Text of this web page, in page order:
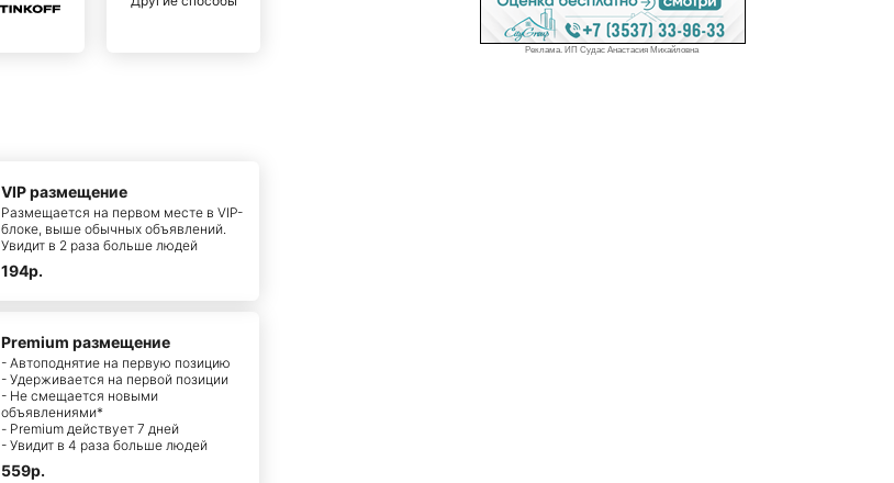
Реклама. ИП Судас Анастасия Михайловна
VIP размещение
Размещается на первом месте в VIP-
блоке, выше обычных объявлений.
Увидит в 2 раза больше людей
194р.
Premium размещение
- Автоподнятие на первую позицию
- Удерживается на первой позиции
- Не смещается новыми
объявлениями*
- Premium действует 7 дней
- Увидит в 4 раза больше людей
559р.